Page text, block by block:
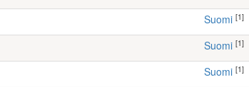
Suomi [1]
Suomi [1]
Suomi [1]